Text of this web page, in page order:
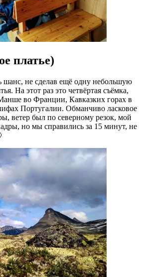
платье)
не сделав ещё одну небольшую
На этот раз это четвёртая съёмка,
во Франции, Кавказких горах в
Португалии. Обманчиво ласковое
ветер был по северному резок, мой
но мы справились за 15 минут, не